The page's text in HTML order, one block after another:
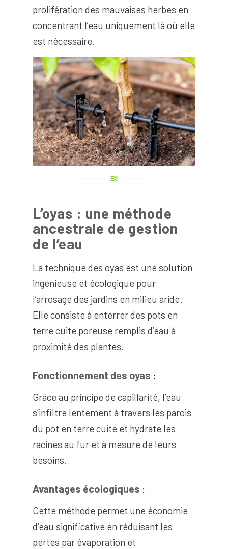
prolifération des mauvaises herbes en
concentrant l’eau uniquement là où elle
est nécessaire.
L’oyas : une méthode
ancestrale de gestion
de l’eau
La technique des oyas est une solution
ingénieuse et écologique pour
l’arrosage des jardins en milieu aride.
Elle consiste à enterrer des pots en
terre cuite poreuse remplis d’eau à
proximité des plantes.
Fonctionnement des oyas :
Grâce au principe de capillarité, l’eau
s’infiltre lentement à travers les parois
du pot en terre cuite et hydrate les
racines au fur et à mesure de leurs
besoins.
Avantages écologiques :
Cette méthode permet une économie
d’eau significative en réduisant les
pertes par évaporation et